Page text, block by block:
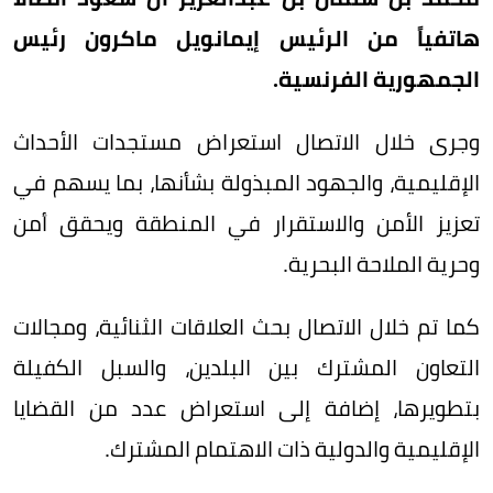
هاتفياً من الرئيس إيمانويل ماكرون رئيس
الجمهورية الفرنسية.
وجرى خلال الاتصال استعراض مستجدات الأحداث
الإقليمية، والجهود المبذولة بشأنها، بما يسهم في
تعزيز الأمن والاستقرار في المنطقة ويحقق أمن
وحرية الملاحة البحرية.
كما تم خلال الاتصال بحث العلاقات الثنائية، ومجالات
التعاون المشترك بين البلدين، والسبل الكفيلة
بتطويرها، إضافة إلى استعراض عدد من القضايا
الإقليمية والدولية ذات الاهتمام المشترك.